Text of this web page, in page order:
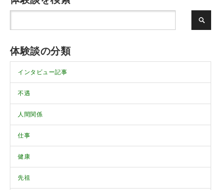
体験談の分類
インタビュー記事
不遇
人間関係
仕事
健康
先祖